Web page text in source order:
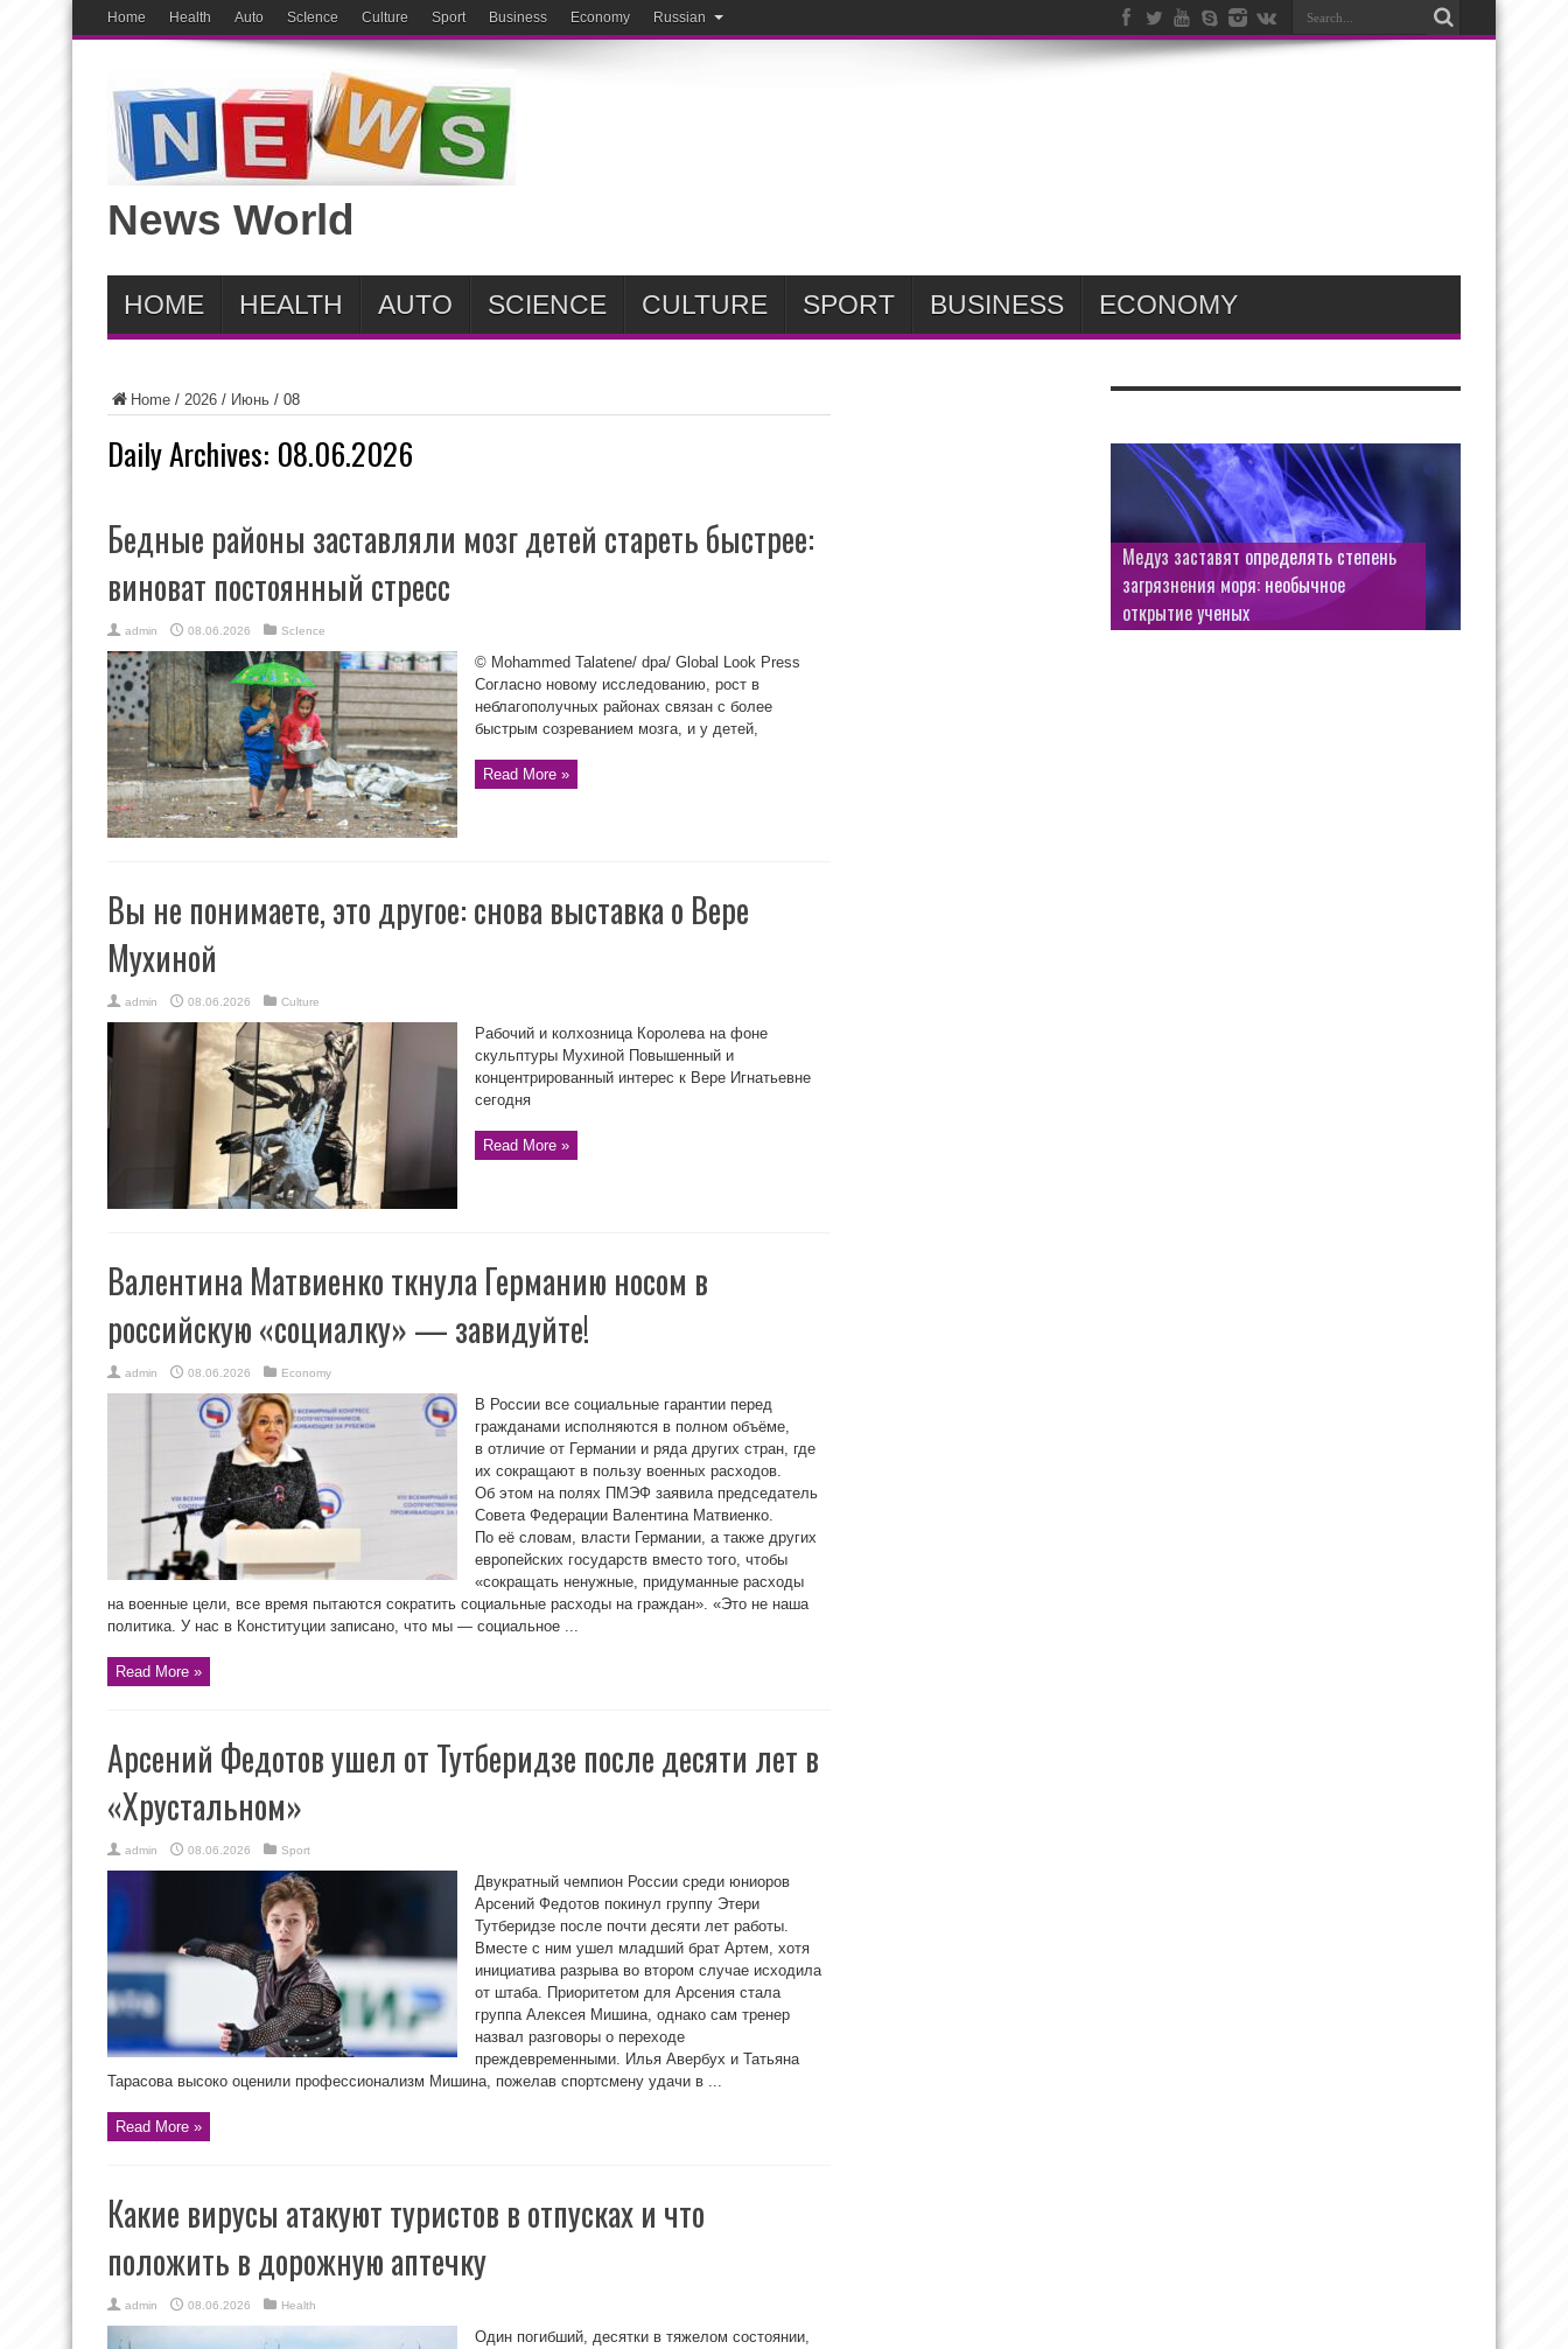
Home Health Auto ScIence Culture Sport Business Economy Russian
News World
HOME HEALTH AUTO SCIENCE CULTURE SPORT BUSINESS ECONOMY
Home / 2026 / Июнь / 08
Daily Archives: 08.06.2026
Бедные районы заставляли мозг детей стареть быстрее:
виноват постоянный стресс
admin 08.06.2026 ScIence
© Mohammed Talatene/ dpa/ Global Look Press
Согласно новому исследованию, рост в
неблагополучных районах связан с более
быстрым созреванием мозга, и у детей,
Read More »
Вы не понимаете, это другое: снова выставка о Вере
Мухиной
admin 08.06.2026 Culture
Рабочий и колхозница Королева на фоне
скульптуры Мухиной Повышенный и
концентрированный интерес к Вере Игнатьевне
сегодня
Read More »
Валентина Матвиенко ткнула Германию носом в
российскую «социалку» — завидуйте!
admin 08.06.2026 Economy
В России все социальные гарантии перед
гражданами исполняются в полном объёме,
в отличие от Германии и ряда других стран, где
их сокращают в пользу военных расходов.
Об этом на полях ПМЭФ заявила председатель
Совета Федерации Валентина Матвиенко.
По её словам, власти Германии, а также других
европейских государств вместо того, чтобы
«сокращать ненужные, придуманные расходы
на военные цели, все время пытаются сократить социальные расходы на граждан». «Это не наша
политика. У нас в Конституции записано, что мы — социальное ...
Read More »
Арсений Федотов ушел от Тутберидзе после десяти лет в
«Хрустальном»
admin 08.06.2026 Sport
Двукратный чемпион России среди юниоров
Арсений Федотов покинул группу Этери
Тутберидзе после почти десяти лет работы.
Вместе с ним ушел младший брат Артем, хотя
инициатива разрыва во втором случае исходила
от штаба. Приоритетом для Арсения стала
группа Алексея Мишина, однако сам тренер
назвал разговоры о переходе
преждевременными. Илья Авербух и Татьяна
Тарасова высоко оценили профессионализм Мишина, пожелав спортсмену удачи в ...
Read More »
Какие вирусы атакуют туристов в отпусках и что
положить в дорожную аптечку
admin 08.06.2026 Health
Один погибший, десятки в тяжелом состоянии,
Медуз заставят определять степень
загрязнения моря: необычное
открытие ученых